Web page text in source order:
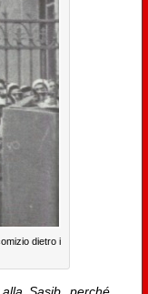
dietro i